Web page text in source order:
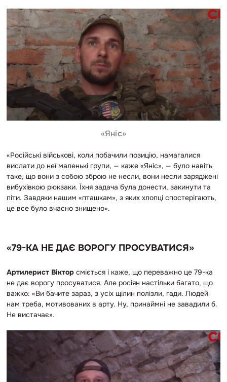
«Яніс»
«Російські військові, коли побачили позицію, намагалися
вислати до неї маленькі групи, — каже «Яніс», — було навіть
таке, що вони з собою зброю не несли, вони несли заряджені
вибухівкою рюкзаки. Їхня задача була донести, закинути та
піти. Завдяки нашим «пташкам», з яких хлопці спостерігають,
це все було вчасно знищено».
«79-КА НЕ ДАЄ ВОРОГУ ПРОСУВАТИСЯ»
Артилерист Віктор сміється і каже, що переважно це 79-ка
не дає ворогу просуватися. Але росіян настільки багато, що
важко: «Ви бачите зараз, з усіх щілин полізли, гади. Людей
нам треба, мотивованих в арту. Ну, принаймні не завадили б.
Не вистачає».